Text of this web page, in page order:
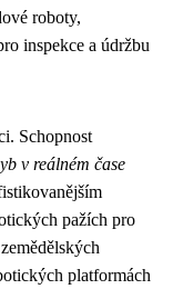
roboty,
inspekce a údržbu
Schopnost
v reálném čase
pažích pro
platformách